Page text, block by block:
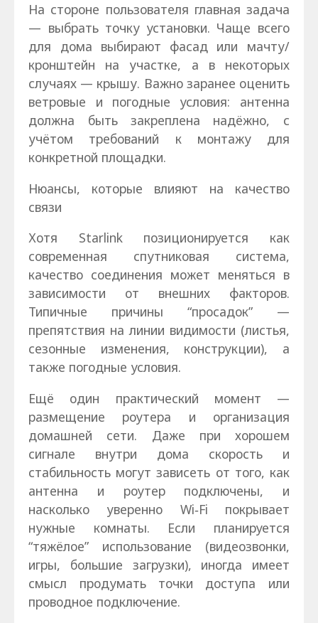
На стороне пользователя главная задача
— выбрать точку установки. Чаще всего
для дома выбирают фасад или мачту/
кронштейн на участке, а в некоторых
случаях — крышу. Важно заранее оценить
ветровые и погодные условия: антенна
должна быть закреплена надёжно, с
учётом требований к монтажу для
конкретной площадки.
Нюансы, которые влияют на качество
связи
Хотя Starlink позиционируется как
современная спутниковая система,
качество соединения может меняться в
зависимости от внешних факторов.
Типичные причины “просадок” —
препятствия на линии видимости (листья,
сезонные изменения, конструкции), а
также погодные условия.
Ещё один практический момент —
размещение роутера и организация
домашней сети. Даже при хорошем
сигнале внутри дома скорость и
стабильность могут зависеть от того, как
антенна и роутер подключены, и
насколько уверенно Wi‑Fi покрывает
нужные комнаты. Если планируется
“тяжёлое” использование (видеозвонки,
игры, большие загрузки), иногда имеет
смысл продумать точки доступа или
проводное подключение.